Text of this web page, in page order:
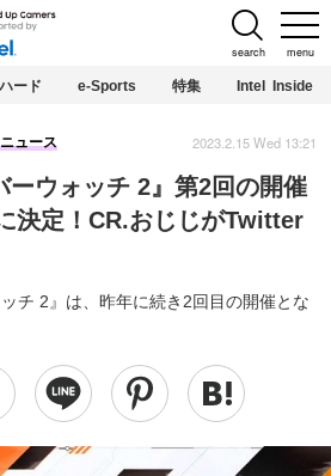
menu
search
ハード e-Sports 特集 Intel Inside
ーウォッチ 2』第2回の開催
決定！CR.おじじがTwitter
チ 2』は、昨年に続き2回目の開催とな
ュース 2023.2.15 Wed 13:21